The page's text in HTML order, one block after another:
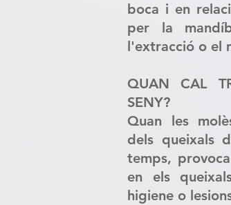
boca i en
per la
l'extracció o el
QUAN CAL
SENY?
Quan les
dels queixals
temps,
en els
higiene o